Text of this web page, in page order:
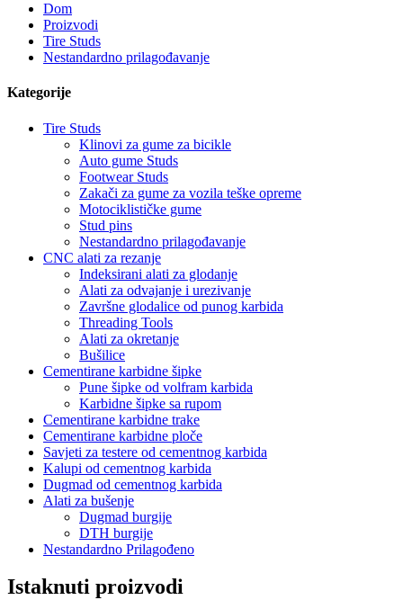
Dom
Proizvodi
Tire Studs
Nestandardno prilagođavanje
Kategorije
Tire Studs
Klinovi za gume za bicikle
Auto gume Studs
Footwear Studs
Zakači za gume za vozila teške opreme
Motociklističke gume
Stud pins
Nestandardno prilagođavanje
CNC alati za rezanje
Indeksirani alati za glodanje
Alati za odvajanje i urezivanje
Završne glodalice od punog karbida
Threading Tools
Alati za okretanje
Bušilice
Cementirane karbidne šipke
Pune šipke od volfram karbida
Karbidne šipke sa rupom
Cementirane karbidne trake
Cementirane karbidne ploče
Savjeti za testere od cementnog karbida
Kalupi od cementnog karbida
Dugmad od cementnog karbida
Alati za bušenje
Dugmad burgije
DTH burgije
Nestandardno Prilagođeno
Istaknuti proizvodi